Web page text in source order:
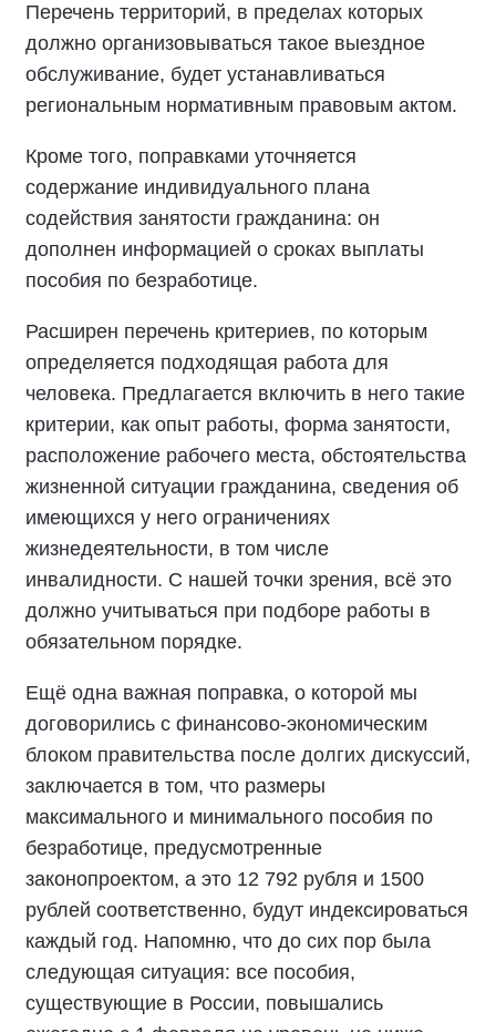
Перечень территорий, в пределах которых
должно организовываться такое выездное
обслуживание, будет устанавливаться
региональным нормативным правовым актом.
Кроме того, поправками уточняется
содержание индивидуального плана
содействия занятости гражданина: он
дополнен информацией о сроках выплаты
пособия по безработице.
Расширен перечень критериев, по которым
определяется подходящая работа для
человека. Предлагается включить в него такие
критерии, как опыт работы, форма занятости,
расположение рабочего места, обстоятельства
жизненной ситуации гражданина, сведения об
имеющихся у него ограничениях
жизнедеятельности, в том числе
инвалидности. С нашей точки зрения, всё это
должно учитываться при подборе работы в
обязательном порядке.
Ещё одна важная поправка, о которой мы
договорились с финансово-экономическим
блоком правительства после долгих дискуссий,
заключается в том, что размеры
максимального и минимального пособия по
безработице, предусмотренные
законопроектом, а это 12 792 рубля и 1500
рублей соответственно, будут индексироваться
каждый год. Напомню, что до сих пор была
следующая ситуация: все пособия,
существующие в России, повышались